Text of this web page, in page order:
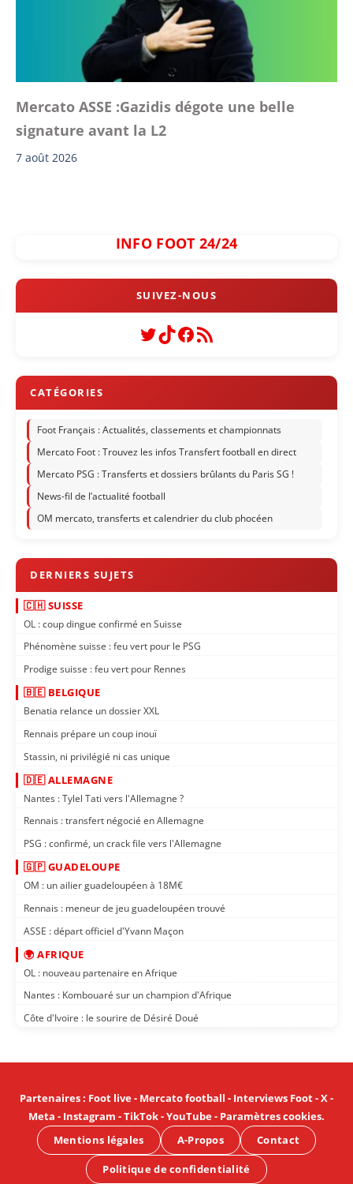
Mercato ASSE :Gazidis dégote une belle
signature avant la L2
7 août 2026
INFO FOOT 24/24
Twitter
TikTok
Facebook
Flux RSS
Foot Français : Actualités, classements et championnats
Mercato Foot : Trouvez les infos Transfert football en direct
Mercato PSG : Transferts et dossiers brûlants du Paris SG !
News-fil de l’actualité football
OM mercato, transferts et calendrier du club phocéen
🇨🇭 SUISSE
OL : coup dingue confirmé en Suisse
Phénomène suisse : feu vert pour le PSG
Prodige suisse : feu vert pour Rennes
🇧🇪 BELGIQUE
Benatia relance un dossier XXL
Rennais prépare un coup inouï
Stassin, ni privilégié ni cas unique
🇩🇪 ALLEMAGNE
Nantes : Tylel Tati vers l'Allemagne ?
Rennais : transfert négocié en Allemagne
PSG : confirmé, un crack file vers l'Allemagne
🇬🇵 GUADELOUPE
OM : un ailier guadeloupéen à 18M€
Rennais : meneur de jeu guadeloupéen trouvé
ASSE : départ officiel d'Yvann Maçon
🌍 AFRIQUE
OL : nouveau partenaire en Afrique
Nantes : Kombouaré sur un champion d'Afrique
Côte d'Ivoire : le sourire de Désiré Doué
Partenaires: Foot live- Mercato football - Interviews Foot-X-
Meta - Instagram -TikTok-YouTube- Paramètres cookies.
Mentions légales
A-Propos Contact
Politique de confidentialité